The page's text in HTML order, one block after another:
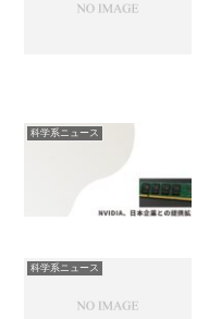
科学系ニュース
科学系ニュース